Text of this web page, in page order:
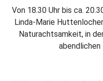
Von 18.30 Uhr bis ca.
Linda-Marie
Naturachtsamkeit, in
abendlichen